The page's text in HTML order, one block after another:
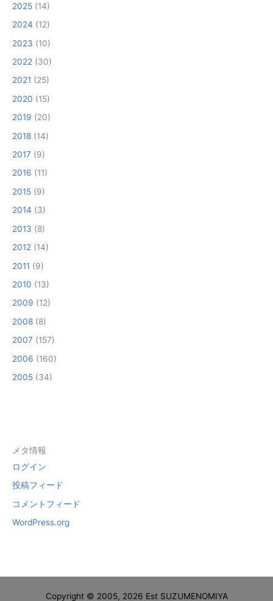
2025 (14)
2024 (12)
2023 (10)
2022 (30)
2021 (25)
2020 (15)
2019 (20)
2018 (14)
2017 (9)
2016 (11)
2015 (9)
2014 (3)
2013 (8)
2012 (14)
2011 (9)
2010 (13)
2009 (12)
2008 (8)
2007 (157)
2006 (160)
2005 (34)
メタ情報
ログイン
投稿フィード
コメントフィード
WordPress.org
Copyright © 2005, 2026 Est SUZUMENOMIYA